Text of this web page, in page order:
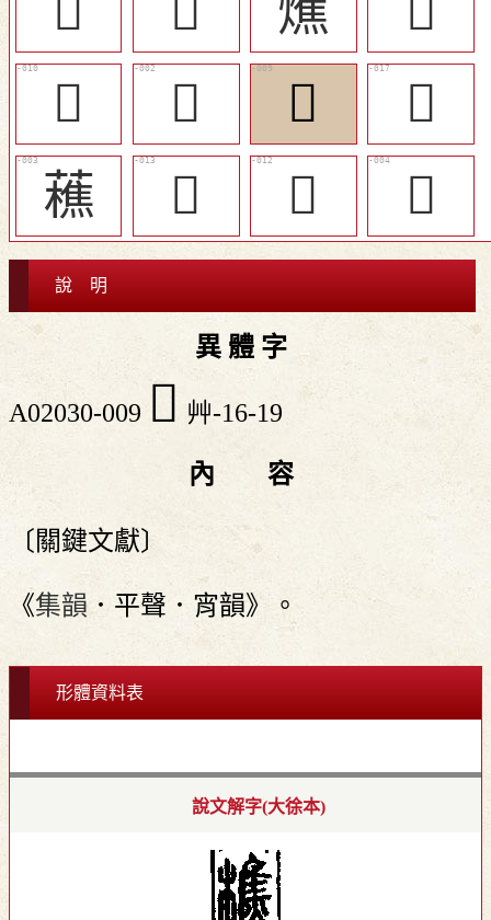
𣟶
󲹰 爑
󲹳
󲹲
𦿕 󲹱
󲹶
藮
󲹵 󲹴 𧄡
說 明
異 體 字
A02030-009 󲹱 艸-16-19
內 容
〔關鍵文獻〕
《集韻 ．平聲．宵韻》。
形體資料表
說文解字(大徐本)